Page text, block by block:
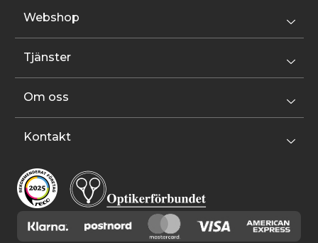
Webshop
Tjänster
Om oss
Kontakt